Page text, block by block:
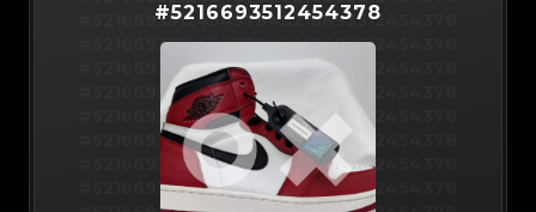
#5216693512454378#5216693512454378
#5216693512454378#5216693512454378
#5216693512454378#5216693512454378
#5216693512454378
#5216693512454378
#5216693512454378#5216693512454378
#5216693512454378#5216693512454378
#5216693512454378#5216693512454378
#5216693512454378
#5216693512454378
#5216693512454378